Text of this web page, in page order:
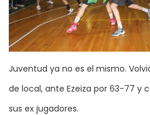
Juventud ya no es el mismo.
de local, ante Ezeiza por 63-77 y
sus ex jugadores.